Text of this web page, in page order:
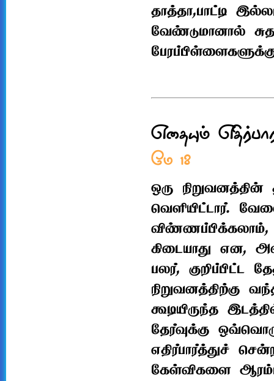
தாத்தா,பாட்டி
வேண்டுமானால்
எதையும்
மே 18
ஒரு
வெளியிட்டார்.
கிடையாது என,
பலர், குறிப்பிட்ட
நிறுவனத்திற்கு
கூடியிருந்த
தேர்வுக்கு
எதிர்பார்த்துச்
கேள்விகளை